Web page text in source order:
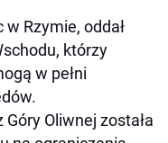
Rzymie, oddał
którzy
w pełni
Oliwnej została